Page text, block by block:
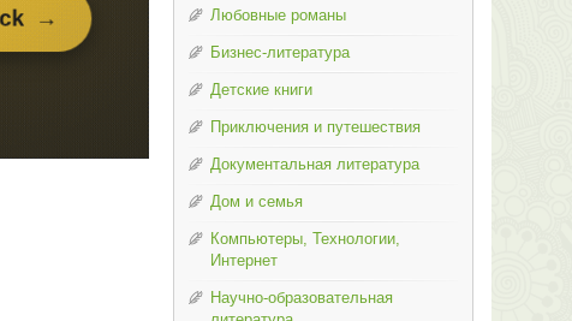
Любовные романы
Бизнес-литература
Детские книги
Приключения и путешествия
Документальная литература
Дом и семья
Компьютеры, Технологии,
Интернет
Научно-образовательная